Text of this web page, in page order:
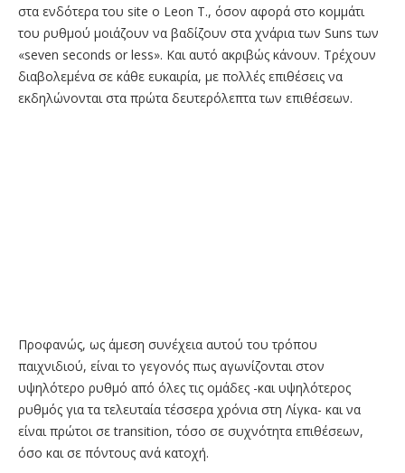
στα ενδότερα του site ο Leon T., όσον αφορά στο κομμάτι
του ρυθμού μοιάζουν να βαδίζουν στα χνάρια των Suns των
«seven seconds or less». Και αυτό ακριβώς κάνουν. Τρέχουν
διαβολεμένα σε κάθε ευκαιρία, με πολλές επιθέσεις να
εκδηλώνονται στα πρώτα δευτερόλεπτα των επιθέσεων.
Προφανώς, ως άμεση συνέχεια αυτού του τρόπου
παιχνιδιού, είναι το γεγονός πως αγωνίζονται στον
υψηλότερο ρυθμό από όλες τις ομάδες -και υψηλότερος
ρυθμός για τα τελευταία τέσσερα χρόνια στη Λίγκα- και να
είναι πρώτοι σε transition, τόσο σε συχνότητα επιθέσεων,
όσο και σε πόντους ανά κατοχή.